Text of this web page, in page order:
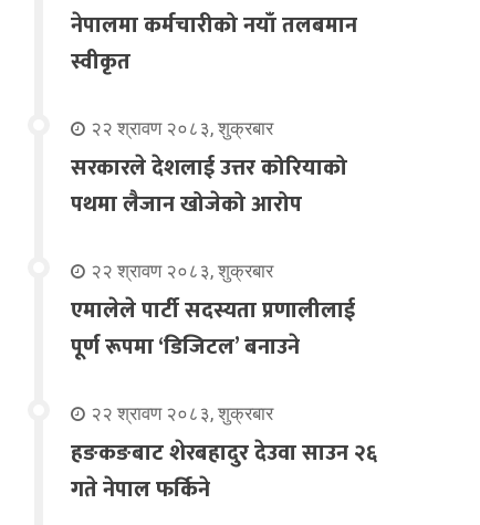
नेपालमा कर्मचारीको नयाँ तलबमान
स्वीकृत
२२ श्रावण २०८३, शुक्रबार
सरकारले देशलाई उत्तर कोरियाको
पथमा लैजान खोजेको आरोप
२२ श्रावण २०८३, शुक्रबार
एमालेले पार्टी सदस्यता प्रणालीलाई
पूर्ण रूपमा ‘डिजिटल’ बनाउने
२२ श्रावण २०८३, शुक्रबार
हङकङबाट शेरबहादुर देउवा साउन २६
गते नेपाल फर्किने